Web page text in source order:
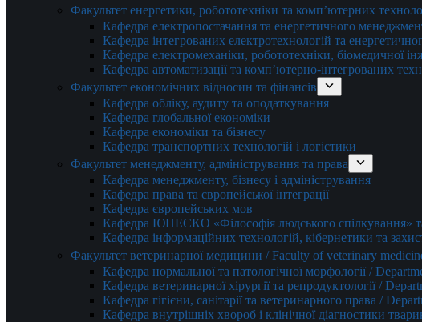
Факультет енергетики, робототехніки та комп’ютерних
Кафедра електропостачання та енергетичного
Кафедра інтегрованих електротехнологій та
Кафедра електромеханіки, робототехніки, біомедичної
Кафедра автоматизації та комп’ютерно-інтегрованих
Факультет економічних відносин та фінансів
Кафедра обліку, аудиту та оподаткування
Кафедра глобальної економіки
Кафедра економіки та бізнесу
Кафедра транспортних технологій і логістики
Факультет менеджменту, адміністрування та права
Кафедра менеджменту, бізнесу і адміністрування
Кафедра права та європейської інтеграції
Кафедра європейських мов
Кафедра ЮНЕСКО «Філософія людського спілкування»
Кафедра інформаційних технологій, кібернетики та
Факультет ветеринарної медицини / Faculty of veterinary
Кафедра нормальної та патологічної морфології /
Кафедра ветеринарної хірургії та репродуктології /
Кафедра гігієни, санітарії та ветеринарного права /
Кафедра внутрішніх хвороб і клінічної діагностики